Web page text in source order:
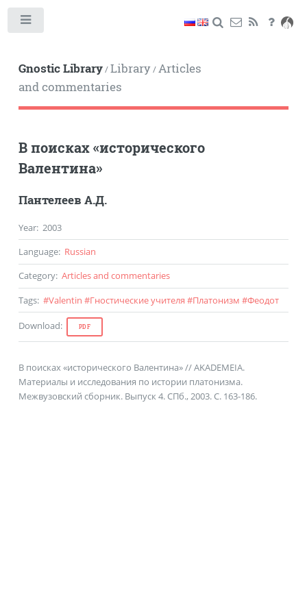
Gnostic Library/Library/Articles
and commentaries
В поисках «исторического
Валентина»
Пантелеев А.Д.
Year: 2003
Language: Russian
Category: Articles and commentaries
Tags: #Valentin #Гностические учителя #Платонизм #Феодот
Download: PDF
В поисках «исторического Валентина» // AKADEMEIA.
Материалы и исследования по истории платонизма.
Межвузовский сборник. Выпуск 4. СПб., 2003. С. 163-186.